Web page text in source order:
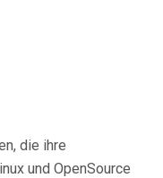
die ihre
und OpenSource